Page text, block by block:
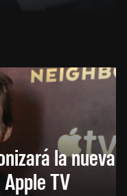
la nueva
TV